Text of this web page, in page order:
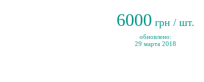
6000 грн / шт.
обновлено:
29 марта 2018